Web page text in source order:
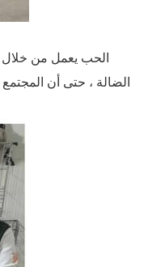
الحب يعمل من خلال
الضالة ، حتى أن